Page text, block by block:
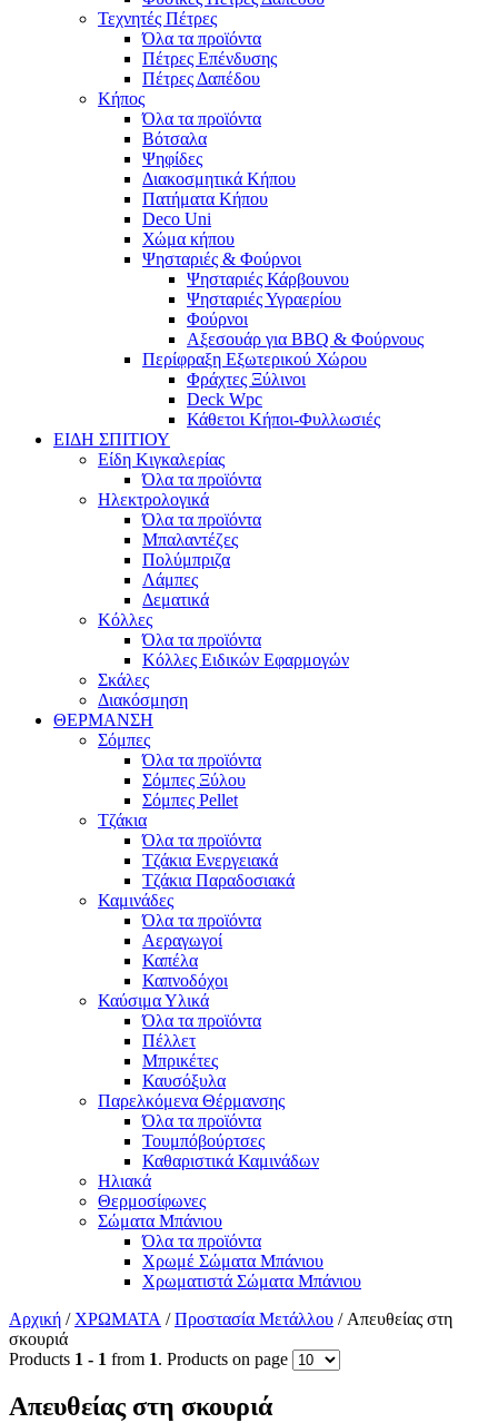
Τεχνητές Πέτρες
Όλα τα προϊόντα
Πέτρες Επένδυσης
Πέτρες Δαπέδου
Κήπος
Όλα τα προϊόντα
Βότσαλα
Ψηφίδες
Διακοσμητικά Κήπου
Πατήματα Κήπου
Deco Uni
Χώμα κήπου
Ψησταριές & Φούρνοι
Ψησταριές Κάρβουνου
Ψησταριές Υγραερίου
Φούρνοι
Αξεσουάρ για BBQ & Φούρνους
Περίφραξη Εξωτερικού Χώρου
Φράχτες Ξύλινοι
Deck Wpc
Κάθετοι Κήποι-Φυλλωσιές
ΕΙΔΗ ΣΠΙΤΙΟΥ
Είδη Κιγκαλερίας
Όλα τα προϊόντα
Ηλεκτρολογικά
Όλα τα προϊόντα
Μπαλαντέζες
Πολύμπριζα
Λάμπες
Δεματικά
Κόλλες
Όλα τα προϊόντα
Κόλλες Ειδικών Εφαρμογών
Σκάλες
Διακόσμηση
ΘΕΡΜΑΝΣΗ
Σόμπες
Όλα τα προϊόντα
Σόμπες Ξύλου
Σόμπες Pellet
Τζάκια
Όλα τα προϊόντα
Τζάκια Ενεργειακά
Τζάκια Παραδοσιακά
Καμινάδες
Όλα τα προϊόντα
Αεραγωγοί
Καπέλα
Καπνοδόχοι
Καύσιμα Υλικά
Όλα τα προϊόντα
Πέλλετ
Μπρικέτες
Καυσόξυλα
Παρελκόμενα Θέρμανσης
Όλα τα προϊόντα
Τουμπόβούρτσες
Καθαριστικά Καμινάδων
Ηλιακά
Θερμοσίφωνες
Σώματα Μπάνιου
Όλα τα προϊόντα
Χρωμέ Σώματα Μπάνιου
Χρωματιστά Σώματα Μπάνιου
Αρχική / ΧΡΩΜΑΤΑ /Προστασία Μετάλλου / Απευθείας στη
σκουριά
Products 1 - 1 from 1. Products on page
Απευθείας στη σκουριά